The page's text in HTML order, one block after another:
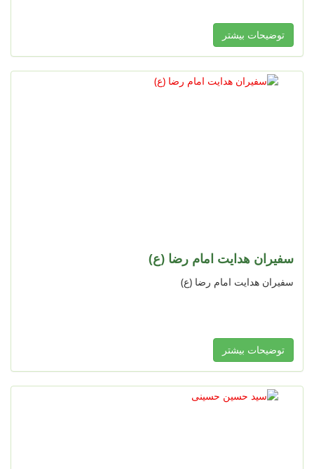
توضیحات بیشتر
سفیران هدایت امام رضا (ع)
سفیران هدایت امام رضا (ع)
توضیحات بیشتر